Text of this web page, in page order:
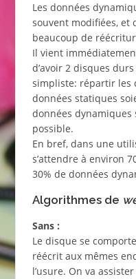
Les données
souvent modifiées, et
beaucoup de
Il vient
d’avoir 2 disques
simpliste: répartir les
données statiques
données dynamiques
possible.
En bref, dans une
s’attendre à environ
30% de données
Algorithmes de
Sans :
Le disque se
réécrit aux mêmes
l’usure. On va